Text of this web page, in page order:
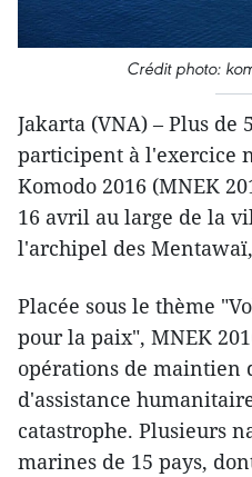
Crédit photo:
Jakarta (VNA) – Plus de
participent à l'exercice
Komodo 2016 (MNEK
16 avril au large de la
l'archipel des
Placée sous le thème
pour la paix", MNEK
opérations de maintien
d'assistance
catastrophe. Plusieurs
marines de 15 pays,